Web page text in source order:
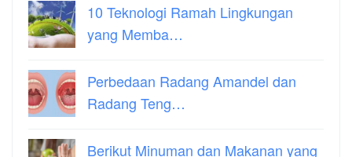
10 Teknologi Ramah Lingkungan
yang Memba…
Perbedaan Radang Amandel dan
Radang Teng…
Berikut Minuman dan Makanan yang